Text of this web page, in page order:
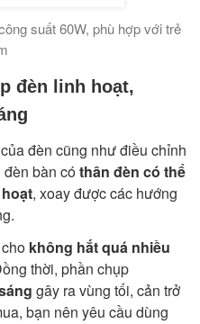
suất 60W, phù hợp với trẻ
đèn linh hoạt,
đèn cũng như điều chỉnh
bàn cóthân đèn có thể
, xoay được các hướng
không hắt quá nhiều
thời, phần chụp
gây ra vùng tối, cản trở
bạn nên yêu cầu dùng